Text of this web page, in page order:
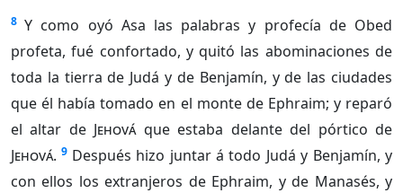
8 Y como oyó Asa las palabras y profecía de Obed
profeta, fué confortado, y quitó las abominaciones de
toda la tierra de Judá y de Benjamín, y de las ciudades
que él había tomado en el monte de Ephraim; y reparó
el altar de Jehováque estaba delante del pórtico de
Jehová. 9 Después hizo juntar á todo Judá y Benjamín, y
con ellos los extranjeros de Ephraim, y de Manasés, y